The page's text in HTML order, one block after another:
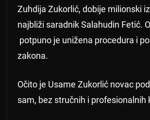
Zuhdija Zukorlić, dobije milionski
najbliži saradnik Salahudin Fetić.
potpuno je unižena procedura i
zakona.
Očito je Usame Zukorlić novac
sam, bez stručnih i profesionalnih